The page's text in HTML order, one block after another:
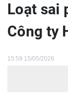
Loạt sai
Công ty
15:59 15/05/2026